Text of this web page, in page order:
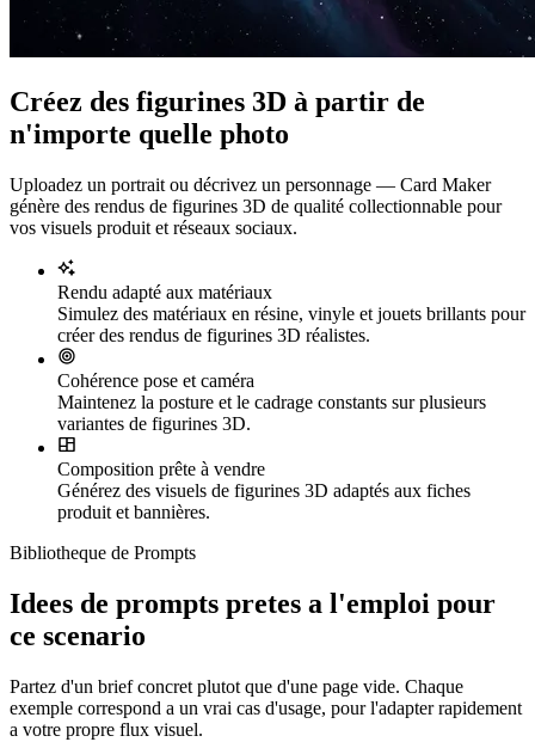
Créez des figurines 3D à partir de
n'importe quelle photo
Uploadez un portrait ou décrivez un personnage — Card Maker
génère des rendus de figurines 3D de qualité collectionnable pour
vos visuels produit et réseaux sociaux.
Rendu adapté aux matériaux
Simulez des matériaux en résine, vinyle et jouets brillants pour
créer des rendus de figurines 3D réalistes.
Cohérence pose et caméra
Maintenez la posture et le cadrage constants sur plusieurs
variantes de figurines 3D.
Composition prête à vendre
Générez des visuels de figurines 3D adaptés aux fiches
produit et bannières.
Bibliotheque de Prompts
Idees de prompts pretes a l'emploi pour
ce scenario
Partez d'un brief concret plutot que d'une page vide. Chaque
exemple correspond a un vrai cas d'usage, pour l'adapter rapidement
a votre propre flux visuel.